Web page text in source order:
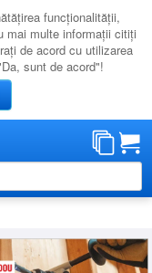
funcţionalităţii,
mai multe informaţii citiţi
de acord cu utilizarea
sunt de acord"!